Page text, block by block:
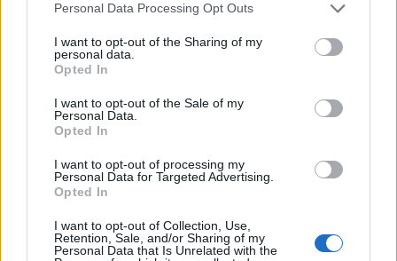
Personal Data Processing Opt Outs
I want to opt-out of the Sharing of my
personal data.
Opted In
I want to opt-out of the Sale of my
Personal Data.
Opted In
I want to opt-out of processing my
Personal Data for Targeted Advertising.
Opted In
I want to opt-out of Collection, Use,
Retention, Sale, and/or Sharing of my
Personal Data that Is Unrelated with the
CUGGIONO
Incendio nella notte a Cuggiono: in
fiamme il tetto di un’abitazione